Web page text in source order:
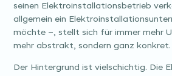
seinen Elektroinstallationsbetrieb
allgemein ein
möchte –, stellt sich für immer mehr
mehr abstrakt, sondern ganz konkret.
Der Hintergrund ist vielschichtig. Die